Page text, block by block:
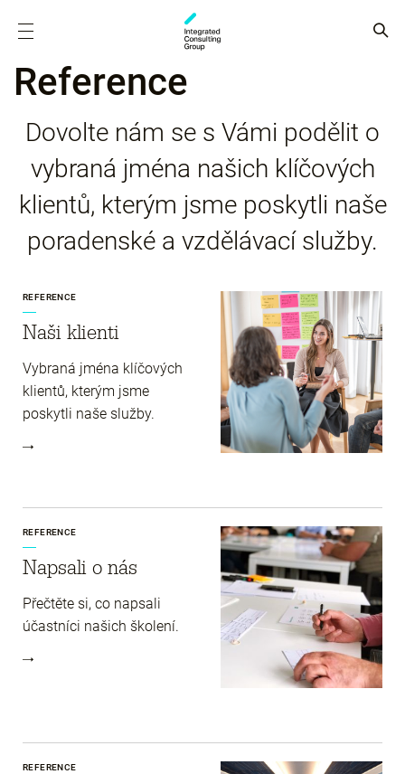
Reference
Dovolte nám se s Vámi podělit o
vybraná jména našich klíčových
klientů, kterým jsme poskytli naše
poradenské a vzdělávací služby.
REFERENCE
Naši klienti
Vybraná jména klíčových
klientů, kterým jsme
poskytli naše služby.
REFERENCE
Napsali o nás
Přečtěte si, co napsali
účastníci našich školení.
REFERENCE